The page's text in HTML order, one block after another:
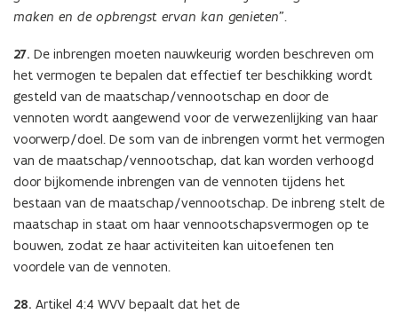
maken en de opbrengst ervan kan genieten”.
27. De inbrengen moeten nauwkeurig worden beschreven om
het vermogen te bepalen dat effectief ter beschikking wordt
gesteld van de maatschap/vennootschap en door de
vennoten wordt aangewend voor de verwezenlijking van haar
voorwerp/doel. De som van de inbrengen vormt het vermogen
van de maatschap/vennootschap, dat kan worden verhoogd
door bijkomende inbrengen van de vennoten tijdens het
bestaan van de maatschap/vennootschap. De inbreng stelt de
maatschap in staat om haar vennootschapsvermogen op te
bouwen, zodat ze haar activiteiten kan uitoefenen ten
voordele van de vennoten.
28. Artikel 4:4 WVV bepaalt dat het de